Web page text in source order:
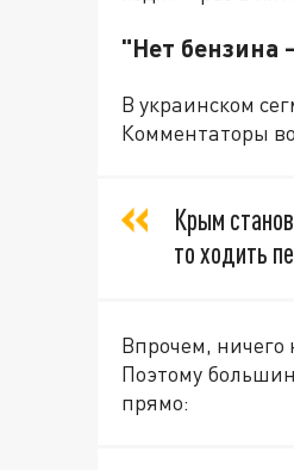
"Нет бензина
В украинском
Комментаторы
Крым
то ходить
Впрочем, ничего
Поэтому
прямо: